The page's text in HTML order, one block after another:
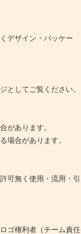
デザイン・パッケー
としてご覧ください。
があります。
場合があります。
可無く使用・流用・引
ゴ権利者（チーム責任